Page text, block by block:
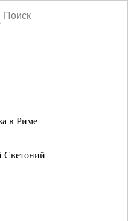
Поиск
в Риме
Светоний